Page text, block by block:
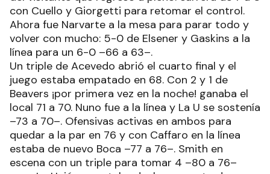
con Cuello y Giorgetti para retomar el control.
Ahora fue Narvarte a la mesa para parar todo y
volver con mucho: 5-0 de Elsener y Gaskins a la
línea para un 6-0 –66 a 63–.
Un triple de Acevedo abrió el cuarto final y el
juego estaba empatado en 68. Con 2 y 1 de
Beavers ¡por primera vez en la noche! ganaba el
local 71 a 70. Nuno fue a la línea y La U se sostenía
–73 a 70–. Ofensivas activas en ambos para
quedar a la par en 76 y con Caffaro en la línea
estaba de nuevo Boca –77 a 76–. Smith en
escena con un triple para tomar 4 –80 a 76–